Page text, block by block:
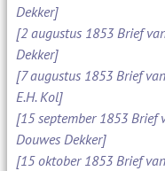
Dekker]
[2 augustus 1853 Brief
Dekker]
[7 augustus 1853 Brief
E.H. Kol]
[15 september 1853 Brief
Douwes Dekker]
[15 oktober 1853 Brief